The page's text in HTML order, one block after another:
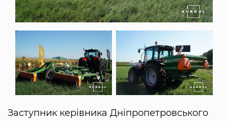
Заступник керівника Дніпропетровського